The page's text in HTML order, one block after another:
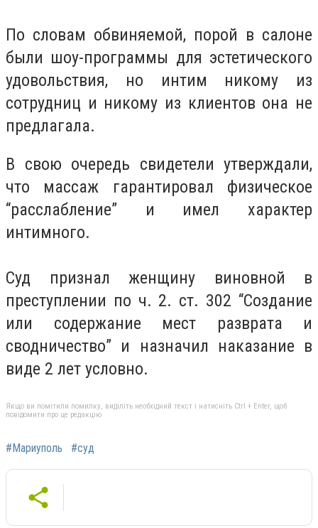
По словам обвиняемой, порой в салоне
были шоу-программы для эстетического
удовольствия, но интим никому из
сотрудниц и никому из клиентов она не
предлагала.
В свою очередь свидетели утверждали,
что массаж гарантировал физическое
“расслабление” и имел характер
интимного.
Суд признал женщину виновной в
преступлении по ч. 2. ст. 302 “Создание
или содержание мест разврата и
сводничество” и назначил наказание в
виде 2 лет условно.
Якщо ви помітили помилку, виділіть необхідний текст і натисніть Ctrl + Enter, щоб
повідомити про це редакцію
#Мариуполь #суд